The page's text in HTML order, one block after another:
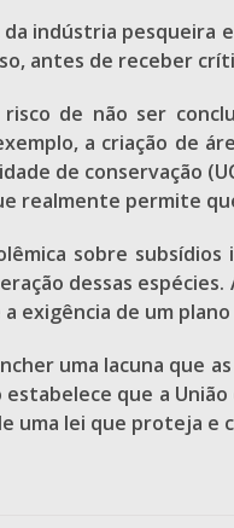
indústria pesqueira
antes de receber
de não ser
a criação de
de conservação
realmente permite
sobre
dessas
exigência de um
uma lacuna que
que a
lei que proteja e